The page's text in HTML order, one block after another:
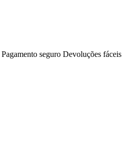
Pagamento seguro Devoluções fáceis